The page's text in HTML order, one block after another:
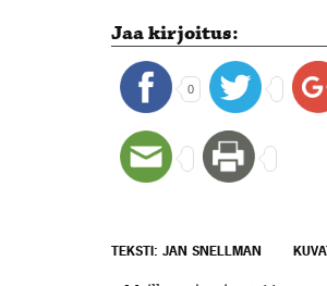
Jaa kirjoitus:
0
TEKSTI: JAN SNELLMAN